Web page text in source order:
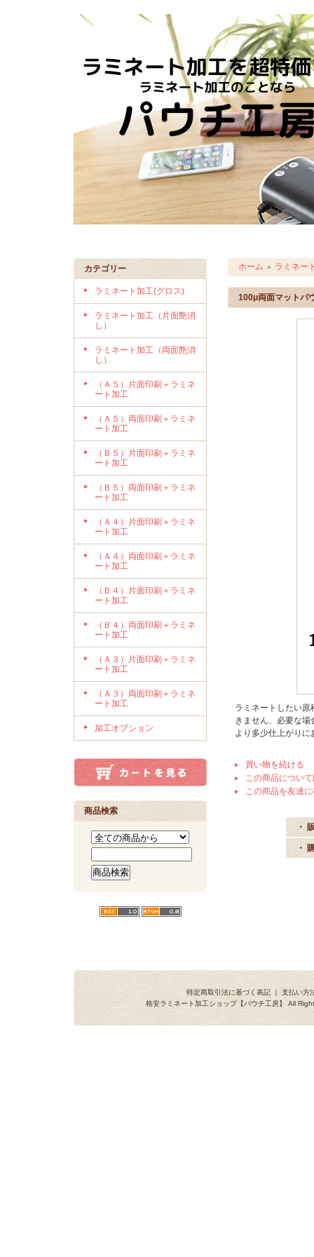
カテゴリー
ラミネート加工(グロス)
ラミネート加工（片面艶消
し）
ラミネート加工（両面艶消
し）
（Ａ５）片面印刷＋ラミネ
ート加工
（Ａ５）両面印刷＋ラミネ
ート加工
（Ｂ５）片面印刷＋ラミネ
ート加工
（Ｂ５）両面印刷＋ラミネ
ート加工
（Ａ４）片面印刷＋ラミネ
ート加工
（Ａ４）両面印刷＋ラミネ
ート加工
（Ｂ４）片面印刷＋ラミネ
ート加工
（Ｂ４）両面印刷＋ラミネ
ート加工
（Ａ３）片面印刷＋ラミネ
ート加工
（Ａ３）両面印刷＋ラミネ
ート加工
加工オプション
商品検索
ホーム ＞ ラミネー
100μ両面マットパ
ラミネートしたい
きません、必要な
より多少仕上がり
買い物を続ける
この商品につい
この商品を友達
・
・
特定商取引法に基づく表記 ｜ 支払い方
格安ラミネート加工ショップ【パウチ工房】 All